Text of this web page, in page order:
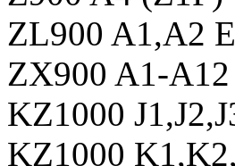
ZL900 A1,A2
ZX900 A1-
KZ1000
KZ1000